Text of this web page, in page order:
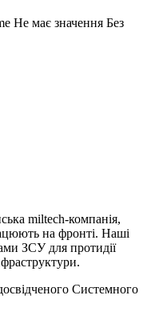
Не має значення Без
miltech-компанія,
на фронті. Наші
ЗСУ для протидії
Системного